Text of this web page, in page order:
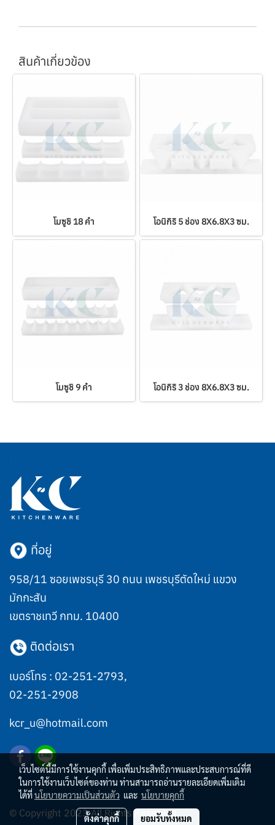
สินค้าเกี่ยวข้อง
โมซูชิ 18 คำ โอนิกิริ 5 ช่อง 8X6.8X3 ซม.
โมซูชิ 9 คำ โอนิกิริ 3 ช่อง 8X6.8X3 ซม.
ที่อยู่
958/11 ซอยเพชรบุรี 30 ถนน เพชรบุรีตัดใหม่ แขวง
มักกะสัน
เขตราชเทวี กทม. 10400
ติดต่อเรา
เบอร์โทร : 02-251-2793,
02-251-2908
kcr_u@hotmail.com
© Copyright 2023 All Rights Reserved.
เว็บไซต์นี้มีการใช้งานคุกกี้ เพื่อเพิ่มประสิทธิภาพและประสบการณ์ที่ดี
ในการใช้งานเว็บไซต์ของท่าน ท่านสามารถอ่านรายละเอียดเพิ่มเติม
ได้ที่นโยบายความเป็นส่วนตัว และ นโยบายคุกกี้
ตั้งค่าคุกกี้ ยอมรับทั้งหมด